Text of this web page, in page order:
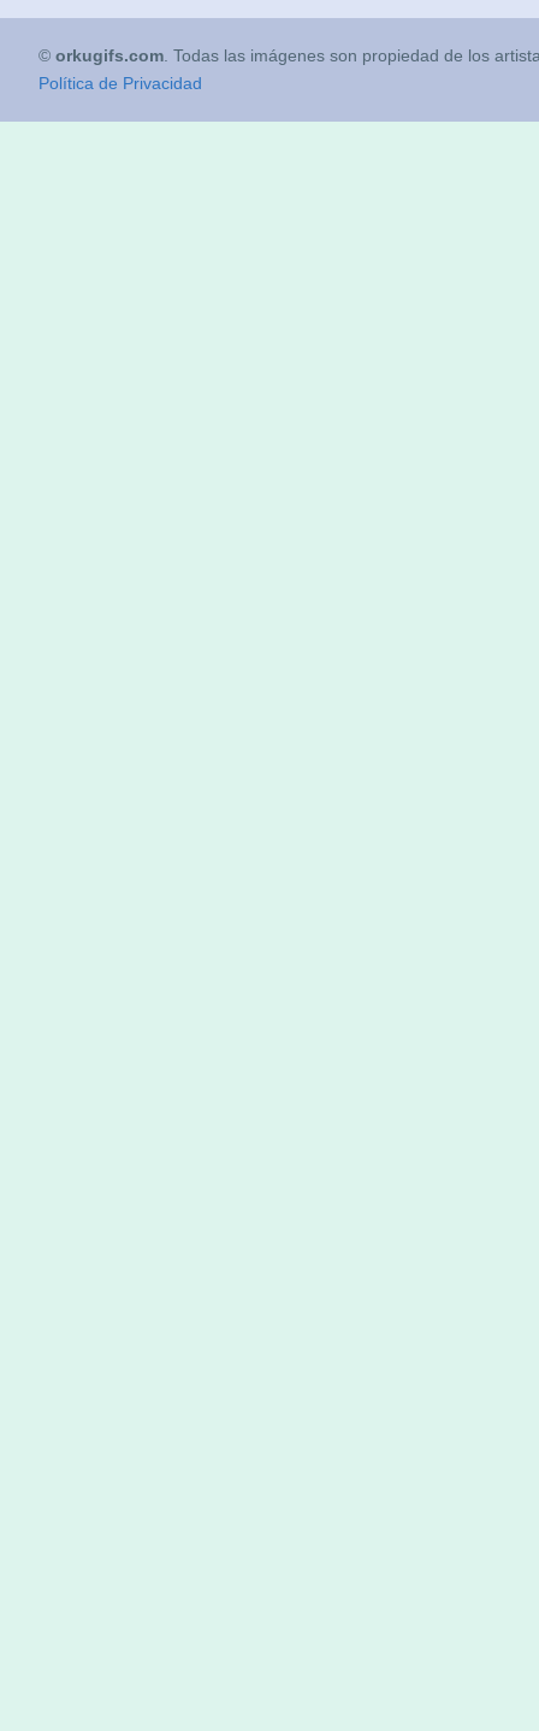
© orkugifs.com . Todas las imágenes son propiedad de los
Política de Privacidad